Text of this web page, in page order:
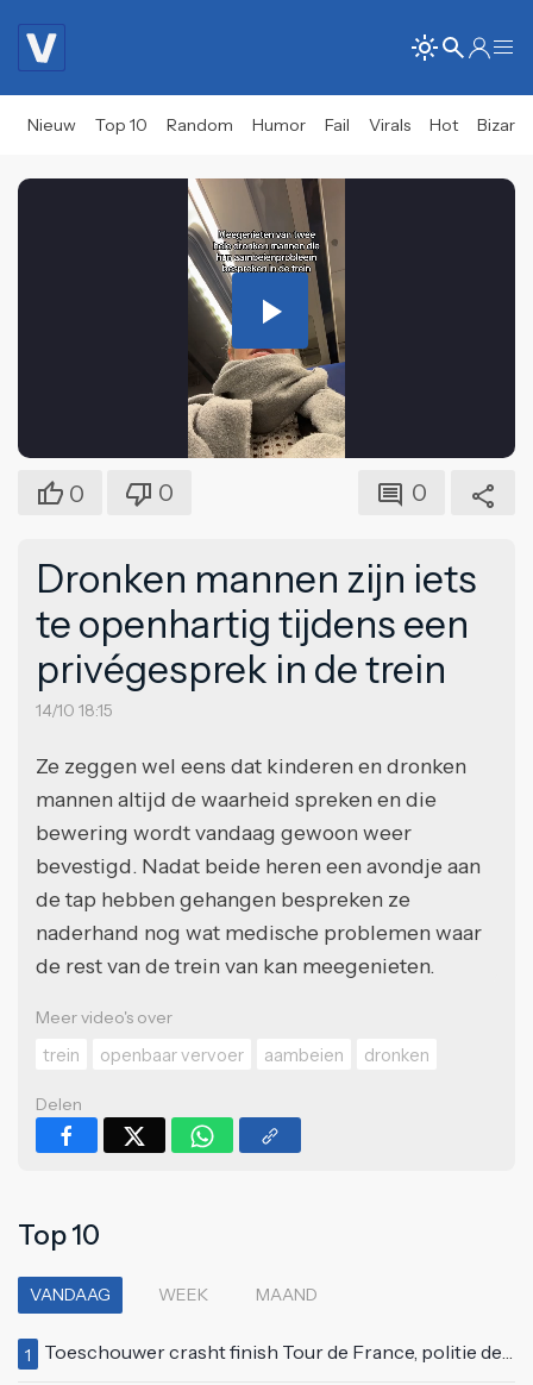
Nieuw Top 10 Random Humor Fail Virals Hot Bizar
Play
Video
0 0 0
Dronken mannen zijn iets
te openhartig tijdens een
privégesprek in de trein
14/10 18:15
Ze zeggen wel eens dat kinderen en dronken
mannen altijd de waarheid spreken en die
bewering wordt vandaag gewoon weer
bevestigd. Nadat beide heren een avondje aan
de tap hebben gehangen bespreken ze
naderhand nog wat medische problemen waar
de rest van de trein van kan meegenieten.
Meer video's over
trein
openbaar vervoer aambeien dronken
Delen
Top 10
VANDAAG WEEK MAAND
1 Toeschouwer crasht finish Tour de France, politie deelt bodycheck uit